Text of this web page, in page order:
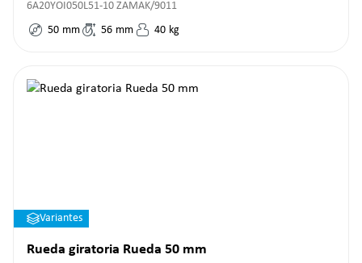
6A20YOI050L51-10 ZAMAK/9011
50 mm 56 mm 40 kg
Variantes
Rueda giratoria Rueda 50 mm